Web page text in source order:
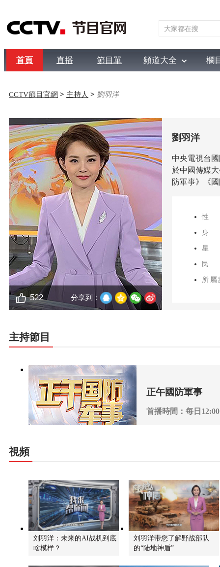
首頁 直播 節目單 頻道大全 欄
綜合 新聞 財經 綜藝 中文國際
CCTV節目官網 > 主持人 > 劉羽洋
522 分享到：
劉羽洋
中央電視台
於中國傳媒
防軍事》《
性
身
星
民
所屬
主持節目
正午國防軍事
首播時間：每日12:00
視頻
刘羽洋：未来的AI战机到底
啥模样？
刘羽洋带您了解野战部队
的“陆地神盾”